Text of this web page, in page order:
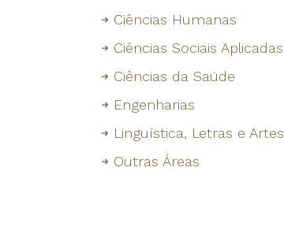
Ciências Humanas
Ciências Sociais Aplicadas
Ciências da Saúde
Engenharias
Linguística, Letras e Artes
Outras Áreas